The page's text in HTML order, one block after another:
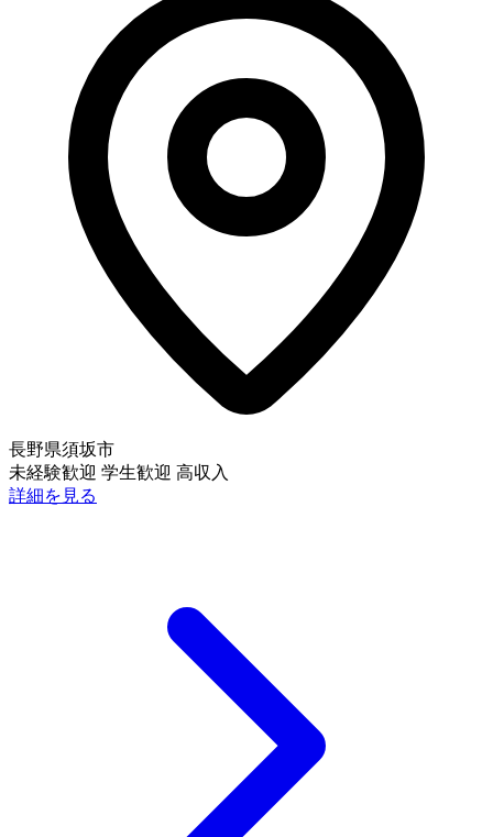
長野県須坂市
未経験歓迎 学生歓迎 高収入
詳細を見る